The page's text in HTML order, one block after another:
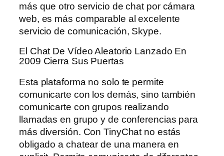
más que otro servicio de chat por cámara
web, es más comparable al excelente
servicio de comunicación, Skype.
El Chat De Vídeo Aleatorio Lanzado En
2009 Cierra Sus Puertas
Esta plataforma no solo te permite
comunicarte con los demás, sino también
comunicarte con grupos realizando
llamadas en grupo y de conferencias para
más diversión. Con TinyChat no estás
obligado a chatear de una manera en